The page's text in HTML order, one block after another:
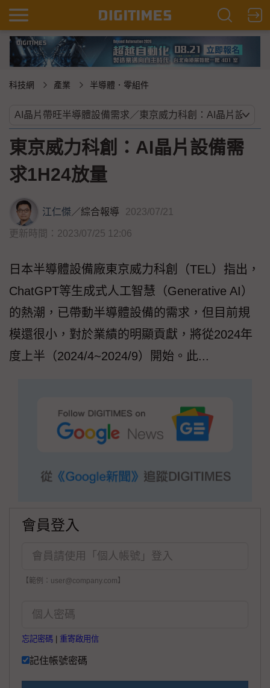
科技網 產業 半導體．零組件
東京威力科創：AI晶片設備需
求1H24放量
江仁傑／綜合報導 2023/07/21
更新時間：2023/07/25 12:06
日本半導體設備廠東京威力科創（TEL）指出，
ChatGPT等生成式人工智慧（Generative AI）
的熱潮，已帶動半導體設備的需求，但目前規
模還很小，對於業績的明顯貢獻，將從2024年
度上半（2024/4~2024/9）開始。此...
會員登入
【範例：user@company.com】
忘記密碼 重寄啟用信
記住帳號密碼